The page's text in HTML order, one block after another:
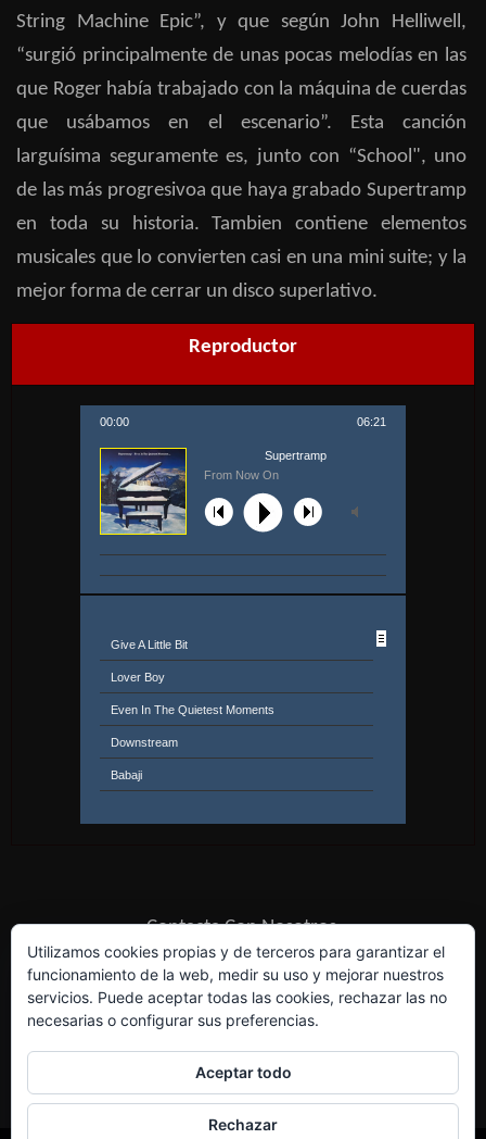
String Machine Epic”, y que según John Helliwell,
“surgió principalmente de unas pocas melodías en las
que Roger había trabajado con la máquina de cuerdas
que usábamos en el escenario”. Esta canción
larguísima seguramente es, junto con “School", uno
de las más progresivoa que haya grabado Supertramp
en toda su historia. Tambien contiene elementos
musicales que lo convierten casi en una mini suite; y la
mejor forma de cerrar un disco superlativo.
Reproductor
00:00 06:21
From Now On
Supertramp
Give A Little Bit
Lover Boy
Even In The Quietest Moments
Downstream
Babaji
Contacta Con Nosotros
Utilizamos cookies propias y de terceros para garantizar el
funcionamiento de la web, medir su uso y mejorar nuestros
servicios. Puede aceptar todas las cookies, rechazar las no
necesarias o configurar sus preferencias.
Aceptar todo
Rechazar